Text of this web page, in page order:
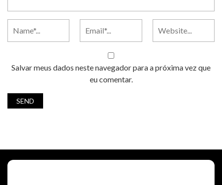
Salvar meus dados neste navegador para a próxima vez que
eu comentar.